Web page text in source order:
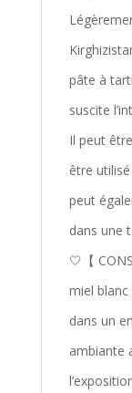
pâte à
suscite
Il peut
être
peut
dans une
🤍【
miel
dans un
ambiante